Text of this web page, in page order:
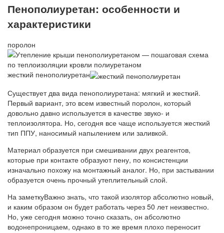
Пенополиуретан: особенности и
характеристики
поролон
жесткий пенополиуретан
Существует два вида пенополиуретана: мягкий и жесткий.
Первый вариант, это всем известный поролон, который
довольно давно используется в качестве звуко- и
теплоизолятора. Но, сегодня все чаще используется жесткий
тип ППУ, наносимый напылением или заливкой.
Материал образуется при смешивании двух реагентов,
которые при контакте образуют пену, по консистенции
изначально похожу на монтажный аналог. Но, при застывании
образуется очень прочный утеплительный слой.
На заметкуВажно знать, что такой изолятор абсолютно новый,
и каким образом он будет работать через 50 лет неизвестно.
Но, уже сегодня можно точно сказать, он абсолютно
водонепроницаем, однако в то же время плохо переносит